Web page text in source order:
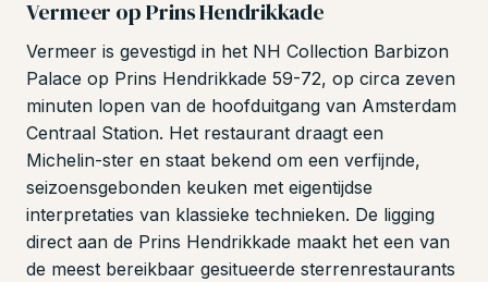
Vermeer op Prins Hendrikkade
Vermeer is gevestigd in het NH Collection Barbizon
Palace op Prins Hendrikkade 59-72, op circa zeven
minuten lopen van de hoofduitgang van Amsterdam
Centraal Station. Het restaurant draagt een
Michelin-ster en staat bekend om een verfijnde,
seizoensgebonden keuken met eigentijdse
interpretaties van klassieke technieken. De ligging
direct aan de Prins Hendrikkade maakt het een van
de meest bereikbaar gesitueerde sterrenrestaurants